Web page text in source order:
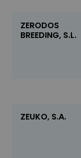
ZERODOS
BREEDING, S.L.
ZEUKO, S.A.